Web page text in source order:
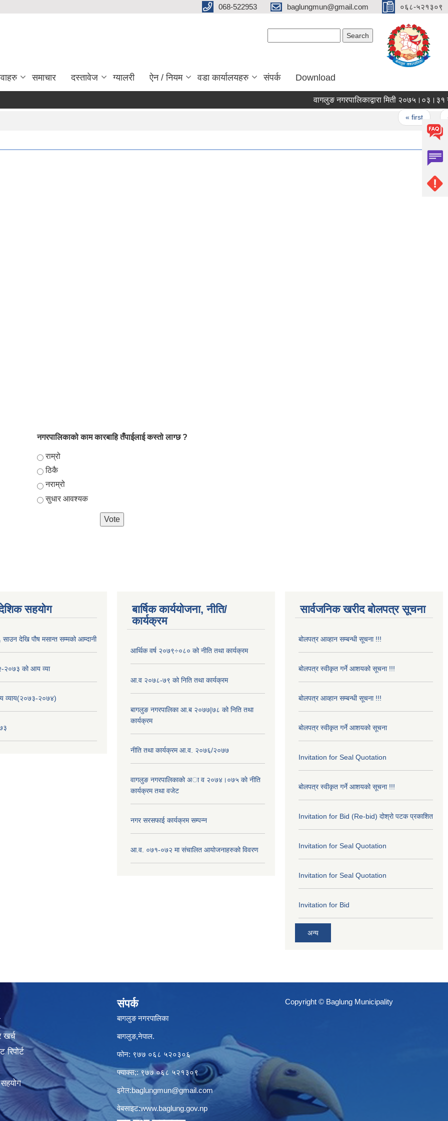
068-522953 baglungmun@gmail.com ०६८-५२१३०९
समाचार दस्तावेज ग्यालरी ऐन / नियम वडा कार्यालयहरु संपर्क Download
वागलुङ नगरपालिकाद्वारा मिती २०७५।०३।३१ गते
« first ‹
नगरपालिकाको काम कारबाहि तँपाईलाई कस्तो लाग्छ ?
Choices
राम्रो
ठिकै
नराम्रो
सुधार आवश्यक
सहयोग
साउन देखि पौष मसान्त सम्मको आम्दानी
को आय व्या
२०७४)
बार्षिक कार्ययोजना, नीति/
कार्यक्रम
आर्थिक वर्ष २०७९÷०८० को नीति तथा कार्यक्रम
आ.व २०७८-७९ को निति तथा कार्यक्रम
बागलुङ नगरपालिका आ.ब २०७७|७८ को निति तथा
कार्यक्रम
नीति तथा कार्यक्रम आ.व. २०७६/२०७७
वागलुङ नगरपालिकाकाे अा‍ व २०७४।०७५ काे नीति
कार्यक्रम तथा वजेट
नगर सरसफाई कार्यक्रम सम्पन्न
आ.व. ०७१-०७२ मा संचालित आयोजनाहरुको विवरण
सार्वजनिक खरीद बोलपत्र सूचना
बोलपत्र आव्हान सम्बन्धी सूचना !!!
बोलपत्र स्वीकृत गर्ने आशयको सूचना !!!
बोलपत्र आव्हान सम्बन्धी सूचना !!!
बोलपत्र स्वीकृत गर्ने आशयको सूचना
Invitation for Seal Quotation
बोलपत्र स्वीकृत गर्ने आशयको सूचना !!!
Invitation for Bid (Re-bid) दोश्रो पटक प्रकाशित
Invitation for Seal Quotation
Invitation for Seal Quotation
Invitation for Bid
अन्य
खर्च
संपर्क
बागलुङ नगरपालिका
बागलुङ,नेपाल.
फोन: ९७७ ०६८ ५२०३०६
फ्याक्स;: ९७७ ०६८ ५२१३०९
इमेल:baglungmun@gmail.com
वेबसाइट:www.baglung.gov.np
Copyright © Baglung Municipality